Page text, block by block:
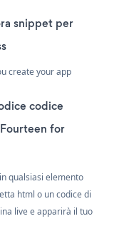
snippet per
create your app
codice
for
qualsiasi elemento
html o un codice di
live e apparirà il tuo